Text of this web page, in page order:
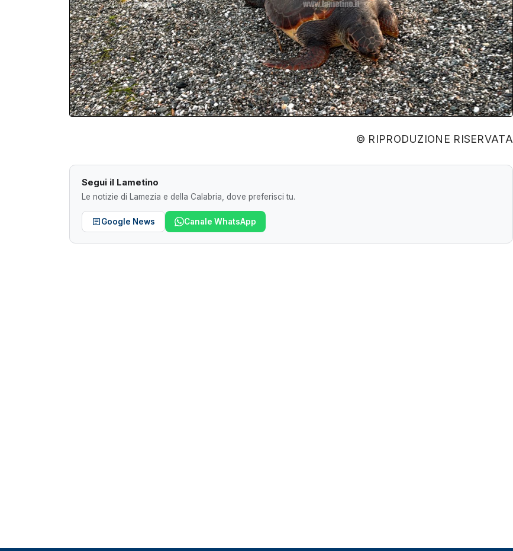
© RIPRODUZIONE RISERVATA
Segui il Lametino
Le notizie di Lamezia e della Calabria, dove preferisci tu.
Google News Canale WhatsApp